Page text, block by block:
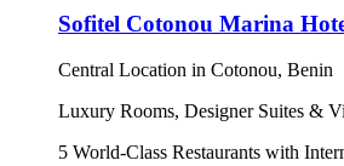
Sofitel Cotonou Marina
Central Location in Cotonou, Benin
Luxury Rooms, Designer Suites &
5 World-Class Restaurants with